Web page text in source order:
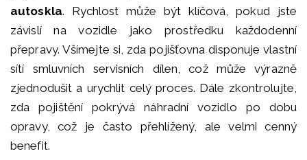
autoskla. Rychlost může být klíčová, pokud jste
závislí na vozidle jako prostředku každodenní
přepravy. Všímejte si, zda pojišťovna disponuje vlastní
sítí smluvních servisních dílen, což může výrazně
zjednodušit a urychlit celý proces. Dále zkontrolujte,
zda pojištění pokrývá náhradní vozidlo po dobu
opravy, což je často přehlížený, ale velmi cenný
benefit.